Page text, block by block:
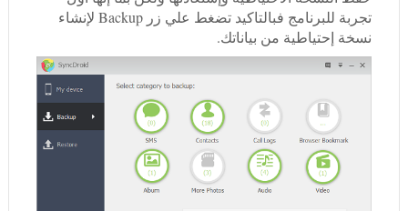
تجربة للبرنامج فبالتاكيد تضغط علي زر Backup لإنشاء
نسخة إحتياطية من بياناتك.